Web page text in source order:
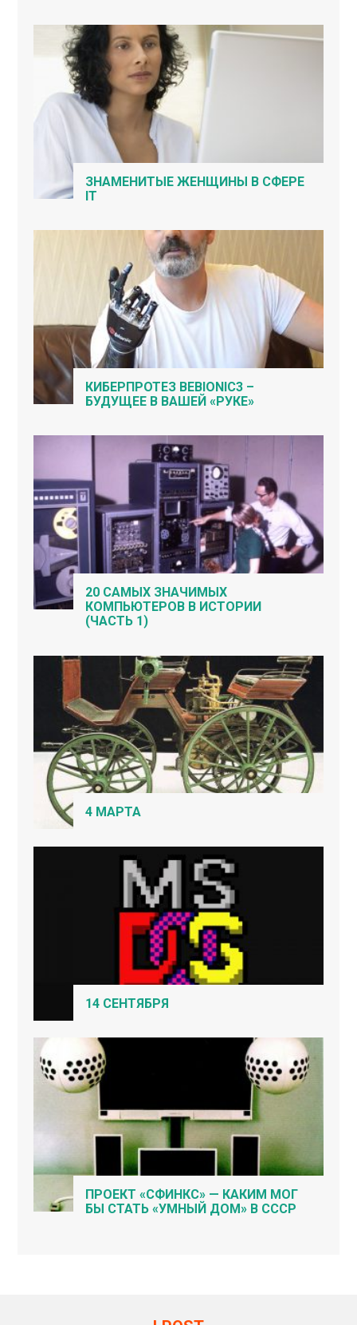
ЗНАМЕНИТЫЕ ЖЕНЩИНЫ В СФЕРЕ
IT
КИБЕРПРОТЕЗ BEBIONIC3 –
БУДУЩЕЕ В ВАШЕЙ «РУКЕ»
20 САМЫХ ЗНАЧИМЫХ
КОМПЬЮТЕРОВ В ИСТОРИИ
(ЧАСТЬ 1)
4 МАРТА
14 СЕНТЯБРЯ
ПРОЕКТ «СФИНКС» — КАКИМ МОГ
БЫ СТАТЬ «УМНЫЙ ДОМ» В СССР